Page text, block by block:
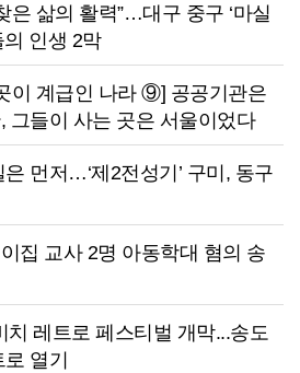
은 삶의 활력”…대구 중구 ‘마실
의 인생 2막
이 계급인 나라 ⑨] 공공기관은
그들이 사는 곳은 서울이었다
먼저…‘제2전성기’ 구미, 동구
집 교사 2명 아동학대 혐의 송
치 레트로 페스티벌 개막...송도
열기